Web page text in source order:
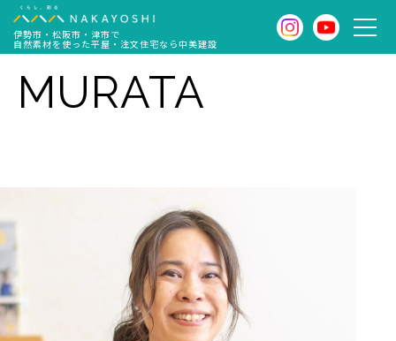
伊勢市・松阪市・津市で
自然素材を使った平屋・注文住宅なら中美建設
MURATA